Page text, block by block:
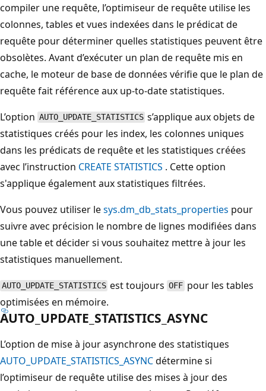
compiler une requête, l’optimiseur de requête utilise les
colonnes, tables et vues indexées dans le prédicat de
requête pour déterminer quelles statistiques peuvent être
obsolètes. Avant d’exécuter un plan de requête mis en
cache, le moteur de base de données vérifie que le plan de
requête fait référence aux up-to-date statistiques.
L’option AUTO_UPDATE_STATISTICS s’applique aux objets de
statistiques créés pour les index, les colonnes uniques
dans les prédicats de requête et les statistiques créées
avec l’instruction CREATE STATISTICS . Cette option
s'applique également aux statistiques filtrées.
Vous pouvez utiliser lesys.dm_db_stats_properties pour
suivre avec précision le nombre de lignes modifiées dans
une table et décider si vous souhaitez mettre à jour les
statistiques manuellement.
AUTO_UPDATE_STATISTICS est toujours OFF pour les tables
optimisées en mémoire.
AUTO_UPDATE_STATISTICS_ASYNC
L’option de mise à jour asynchrone des statistiques
AUTO_UPDATE_STATISTICS_ASYNCdétermine si
l’optimiseur de requête utilise des mises à jour des